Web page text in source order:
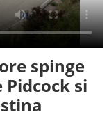
spinge
si